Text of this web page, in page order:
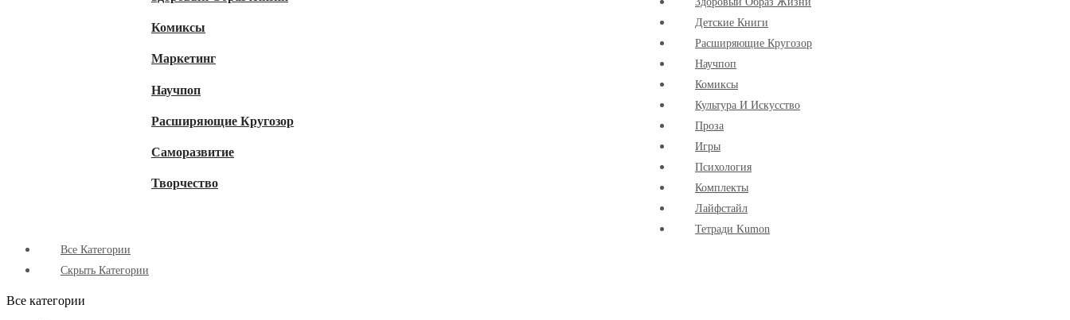
Комиксы
Маркетинг
Научпоп
Расширяющие Кругозор
Cаморазвитие
Творчество
Детские Книги
Расширяющие Кругозор
Научпоп
Комиксы
Культура И Искусство
Проза
Игры
Психология
Комплекты
Лайфстайл
Тетради Kumon
Все Категории
Скрыть Категории
Все категории